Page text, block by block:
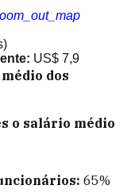
US$ 7,9
dos
o salário médio
65%